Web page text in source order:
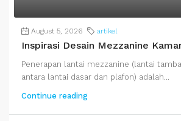
August 5, 2026 artikel
Inspirasi Desain Mezzanine
Penerapan lantai mezzanine (lantai
antara lantai dasar dan plafon) adalah...
Continue reading